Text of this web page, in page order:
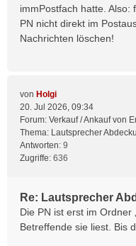
immPostfach hatte. Also:
PN nicht direkt im
Nachrichten löschen!
von Holgi
20. Jul 2026, 09:34
Forum: Verkauf / Ankauf von
Thema: Lautsprecher
Antworten: 9
Zugriffe: 636
Re: Lautsprecher
Die PN ist erst im Ordner
Betreffende sie liest. Bis